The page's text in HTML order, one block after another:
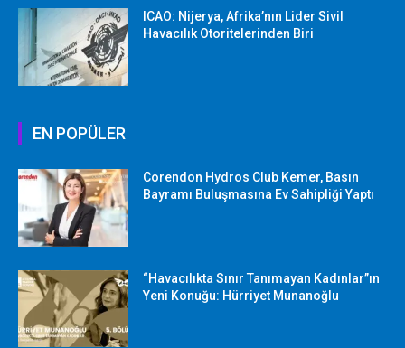
ICAO: Nijerya, Afrika’nın Lider Sivil
Havacılık Otoritelerinden Biri
EN POPÜLER
Corendon Hydros Club Kemer, Basın
Bayramı Buluşmasına Ev Sahipliği Yaptı
“Havacılıkta Sınır Tanımayan Kadınlar”ın
Yeni Konuğu: Hürriyet Munanoğlu